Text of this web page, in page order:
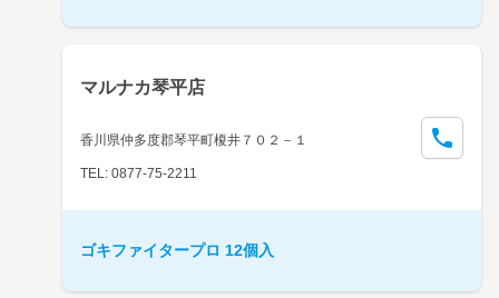
マルナカ琴平店
香川県仲多度郡琴平町榎井７０２－１
TEL: 0877-75-2211
ゴキファイタープロ 12個入